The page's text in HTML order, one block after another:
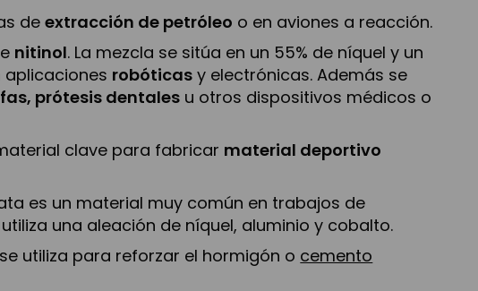
deextracción de petróleo o en aviones a reacción.
nitinol. La mezcla se sitúa en un 55% de níquel y un
aplicaciones robóticas y electrónicas. Además se
prótesis dentales u otros dispositivos médicos o
clave para fabricar material deportivo
es un material muy común en trabajos de
una aleación de níquel, aluminio y cobalto.
utiliza para reforzar el hormigón o cemento